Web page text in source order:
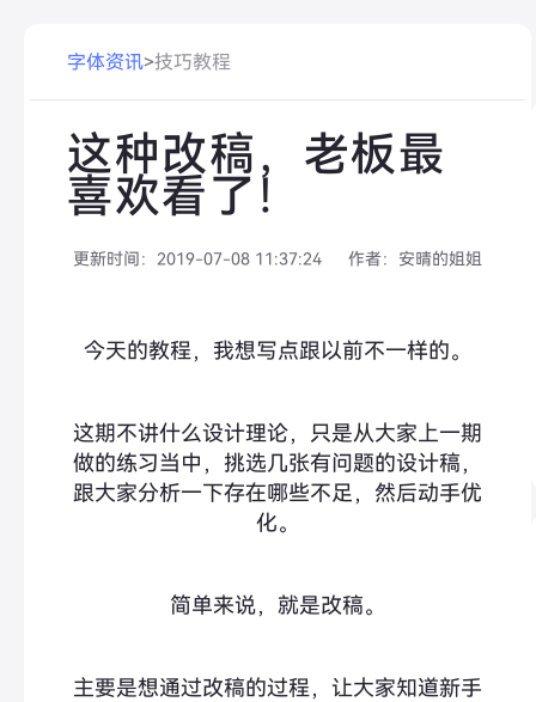
字体资讯>技巧教程
这种改稿，老板最
喜欢看了！
更新时间： 2019-07-08 11:37:24 作者： 安晴的姐姐
今天的教程，我想写点跟以前不一样的。
这期不讲什么设计理论，只是从大家上一期
做的练习当中，挑选几张有问题的设计稿，
跟大家分析一下存在哪些不足，然后动手优
化。
简单来说，就是改稿。
主要是想通过改稿的过程，让大家知道新手